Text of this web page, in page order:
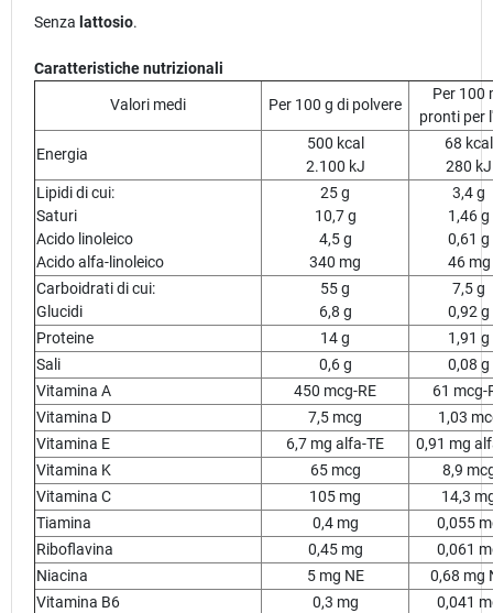
Senza lattosio.
Caratteristiche nutrizionali
Valori medi Per 100 g di polvere
Per 100
pronti per
Energia
500 kcal
2.100 kJ
68 kcal
280 kJ
Lipidi di cui:
Saturi
Acido linoleico
Acido alfa-linoleico
25 g
10,7 g
4,5 g
340 mg
3,4 g
1,46 g
0,61 g
46 mg
Carboidrati di cui:
Glucidi
55 g
6,8 g
7,5 g
0,92 g
Proteine
14 g
1,91 g
Sali
0,6 g
0,08 g
Vitamina A
450 mcg-RE
61 mcg-
Vitamina D
7,5 mcg
1,03
Vitamina E
6,7 mg alfa-TE
0,91 mg
Vitamina K
65 mcg
8,9
Vitamina C
105 mg
14,3
Tiamina
0,4 mg
0,055
Riboflavina
0,45 mg
0,061
Niacina
5 mg NE
0,68 mg
Vitamina B6
0,3 mg
0,041